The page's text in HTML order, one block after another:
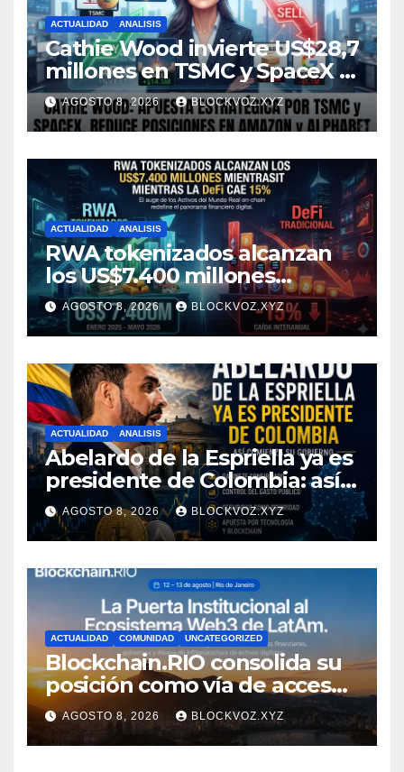
ACTUALIDAD ANALISIS
Cathie Wood invierte US$28,7
millones en TSMC y SpaceX y
reduce posiciones en
Amazon y Alphabet
AGOSTO 8, 2026 BLOCKVOZ.XYZ
ACTUALIDAD ANALISIS
RWA tokenizados alcanzan
los US$7.400 millones
mientras la DeFi cae 15%
AGOSTO 8, 2026 BLOCKVOZ.XYZ
ACTUALIDAD ANALISIS
Abelardo de la Espriella ya es
presidente de Colombia: así
comienza su gobierno y qué
puede cambiar para la
economía y el sector cripto
AGOSTO 8, 2026 BLOCKVOZ.XYZ
ACTUALIDAD COMUNIDAD UNCATEGORIZED
Blockchain.RIO consolida su
posición como vía de acceso
institucional a la
infraestructura financiera
digital de América Latina
AGOSTO 8, 2026 BLOCKVOZ.XYZ